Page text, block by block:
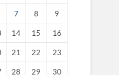
7 8 9
14 15 16
21 22 23
28 29 30